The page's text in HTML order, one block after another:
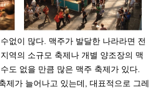
없이 많다. 맥주가 발달한 나라라면 전
역의 소규모 축제나 개별 양조장의 맥
도 없을 만큼 많은 맥주 축제가 있다.
제가 늘어나고 있는데, 대표적으로 그레